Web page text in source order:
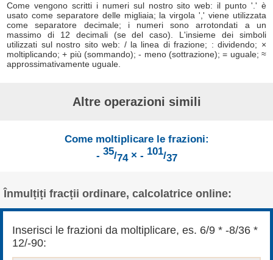
Come vengono scritti i numeri sul nostro sito web: il punto '.' è
usato come separatore delle migliaia; la virgola ',' viene utilizzata
come separatore decimale; i numeri sono arrotondati a un
massimo di 12 decimali (se del caso). L'insieme dei simboli
utilizzati sul nostro sito web: / la linea di frazione; : dividendo; ×
moltiplicando; + più (sommando); - meno (sottrazione); = uguale; ≈
approssimativamente uguale.
Altre operazioni simili
Come moltiplicare le frazioni:
- 35/74 × - 101/37
Înmulțiți fracții ordinare, calcolatrice online:
Inserisci le frazioni da moltiplicare, es. 6/9 * -8/36 *
12/-90: